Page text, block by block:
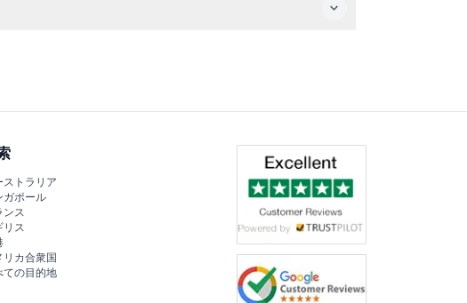
ストラリア
ガポール
ンス
リス
リカ合衆国
ての目的地